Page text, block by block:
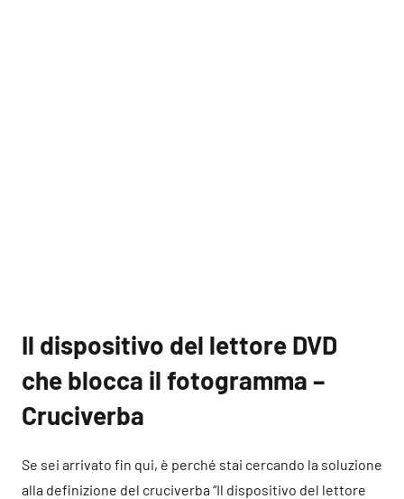
Il dispositivo del lettore DVD
che blocca il fotogramma –
Cruciverba
Se sei arrivato fin qui, è perché stai cercando la soluzione
alla definizione del cruciverba “Il dispositivo del lettore